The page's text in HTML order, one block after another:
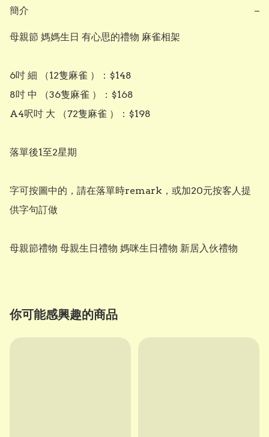
簡介 −
母親節 媽媽生日 有心思的禮物 麻雀相架
6吋 細 （12隻麻雀 ）：$148
8吋 中 （36隻麻雀 ）：$168
A4呎吋 大 （72隻麻雀 ）：$198
落單後1至2星期
字可按圖中的，請在落單時remark，或加20元按客人提
供字句訂做
母親節禮物 母親生日禮物 媽咪生日禮物 新居入伙禮物
你可能感興趣的商品